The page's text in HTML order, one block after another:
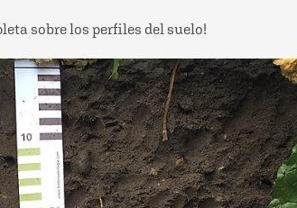
sobre los perfiles del suelo!